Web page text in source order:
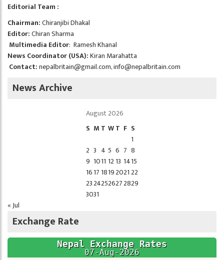
Editorial Team :
Chairman:Chiranjibi Dhakal
Editor:Chiran Sharma
Multimedia Editor: Ramesh Khanal
News Coordinator (USA):Kiran Marahatta
Contact:nepalbritain@gmail.com,info@nepalbritain.com
News Archive
August 2026
S M T WT F S
1
2 3 4 5 6 7 8
9 1011 12 13 1415
1617 1819202122
23242526272829
3031
« Jul
Exchange Rate